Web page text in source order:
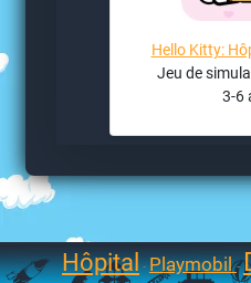
Hello Kitty:
Jeu de
3-6
Hôpital-Playmobil-